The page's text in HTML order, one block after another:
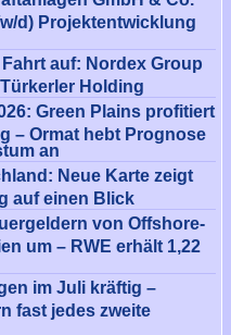
d) Projektentwicklung
auf: Nordex Group
Holding
Green Plains profitiert
– Ormat hebt Prognose
an
Neue Karte zeigt
auf einen Blick
von Offshore-
um – RWE erhält 1,22
im Juli kräftig –
fast jedes zweite